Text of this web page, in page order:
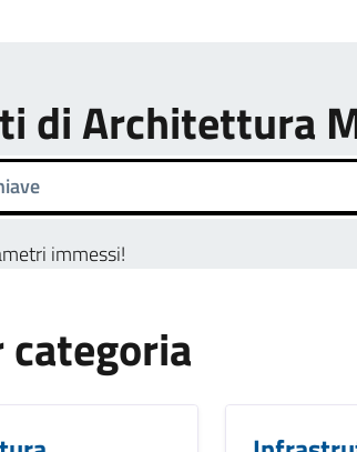
di Architettura
immessi!
categoria